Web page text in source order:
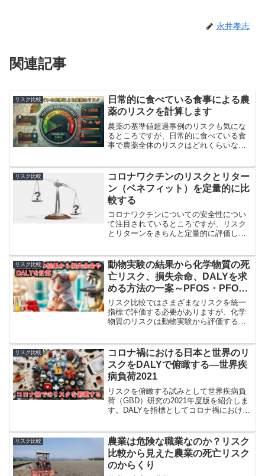
永井孝志
関連記事
リスク比較
日常的に食べている食事による農
薬のリスクを計算します
農薬の基準値超過事例のリスクも気にな
るところですが、日常的に食べている食
事で農薬全体のリスクはどれくらいなの
調査の結果を用いて、農薬全体のリスク
を計算してみます。
リスク比較
コロナワクチンのリスクとリター
ン（ベネフィット）を定量的に比
較する
コロナワクチンについての安全性につい
て注目されているところですが、リスク
とリターンをきちんと定量的に評価して
ーンの比較を試みました。比較は単純で
はありませんが、20代と60代の比較では
リスクとリターンの関係が逆転するかも
しれません。
リスク比較
動物実験の結果から化学物質の死
亡リスク、損失余命、DALYを求
める方法の一案～PFOS・PFOA
を例に～
リスク比較ではさまざまなリスクを統一
指標で評価する必要がありますが、化学
物質のリスクは動物実験から評価するこ
そこで、動物実験の結果のみを用いて死
亡率、損失余命、DALYを求める簡易な方
法を提案します。
リスク比較
コロナ禍における日本と世界のリ
スクをDALYで俯瞰する―世界疾
病負荷2021
リスクを俯瞰する試みとして世界疾病負
荷（GBD）研究の2021年度版を紹介しま
す。DALYを指標としてコロナ禍における
低い（交通事故と火事の間）ものの世界
ではがんを上回り非常に高くなりまし
た。
リスク比較
農業は危険な職業なのか？リスク
比較から見えた農業の死亡リスク
のからくり